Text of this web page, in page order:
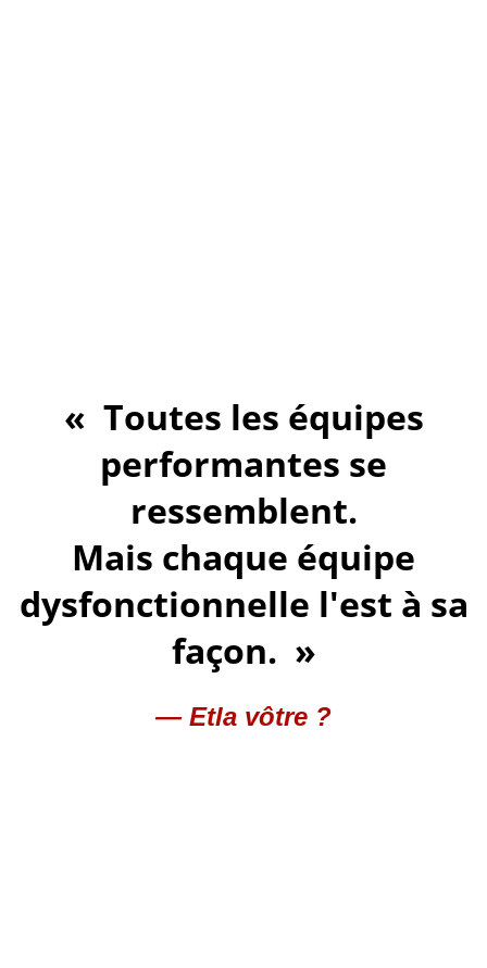
Toutes les équipes
performantes se
ressemblent.
Mais chaque équipe
dysfonctionnelle l'est à sa
façon.
— Etla vôtre ?